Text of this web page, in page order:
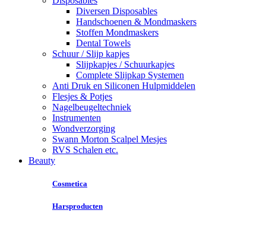
Diversen Disposables
Handschoenen & Mondmaskers
Stoffen Mondmaskers
Dental Towels
Schuur / Slijp kapjes
Slijpkapjes / Schuurkapjes
Complete Slijpkap Systemen
Anti Druk en Siliconen Hulpmiddelen
Flesjes & Potjes
Nagelbeugeltechniek
Instrumenten
Wondverzorging
Swann Morton Scalpel Mesjes
RVS Schalen etc.
Beauty
Cosmetica
Harsproducten